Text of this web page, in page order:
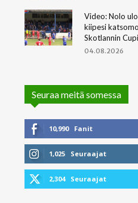
Video: Nolo
kiipesi
Skotlannin
04.08.2026
Seuraa meitä somessa
10,990 Fanit
1,025 Seuraajat
2,304 Seuraajat